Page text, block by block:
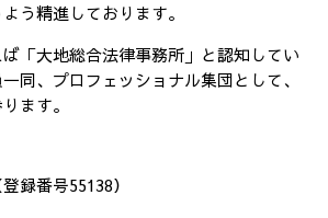
う精進しております。
「大地総合法律事務所」と認知してい
同、プロフェッショナル集団として、
ます。
録番号55138）